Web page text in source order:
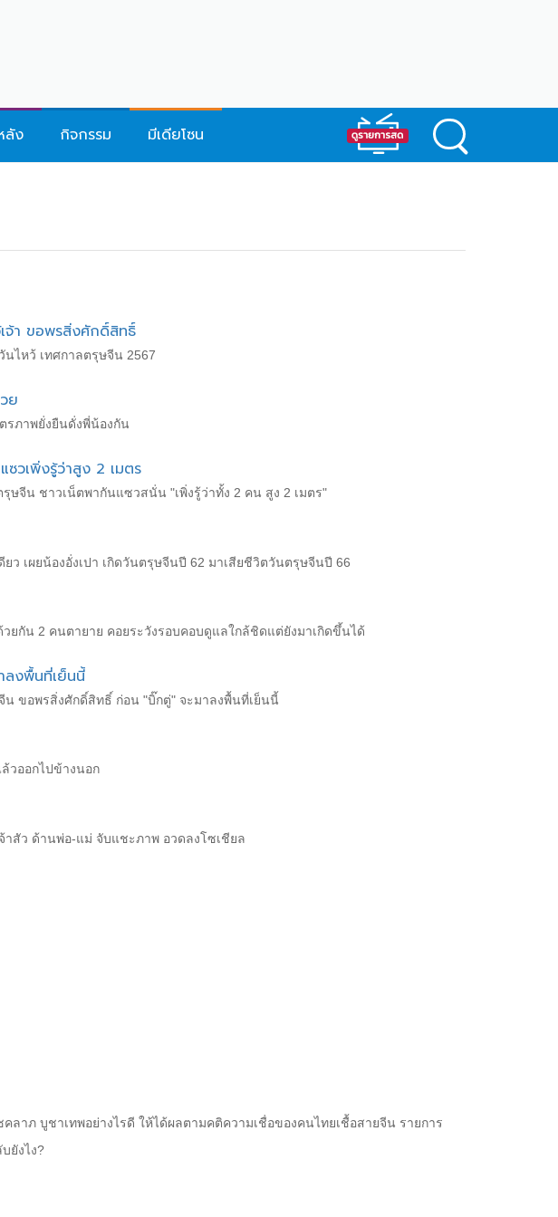
ลัง กิจกรรม มีเดียโซน
จ้า ขอพรสิ่งศักดิ์สิทธิ์
นไหว้ เทศกาลตรุษจีน 2567
ย
รภาพยั่งยืนดั่งพี่น้องกัน
ซวเพิ่งรู้ว่าสูง 2 เมตร
ษจีน ชาวเน็ตพากันแซวสนั่น "เพิ่งรู้ว่าทั้ง 2 คน สูง 2 เมตร"
เผยน้องอั่งเปา เกิดวันตรุษจีนปี 62 มาเสียชีวิตวันตรุษจีนปี 66
ยกัน 2 คนตายาย คอยระวังรอบคอบดูแลใกล้ชิดแต่ยังมาเกิดขึ้นได้
ลงพื้นที่เย็นนี้
น ขอพรสิ่งศักดิ์สิทธิ์ ก่อน "บิ๊กตู่" จะมาลงพื้นที่เย็นนี้
วออกไปข้างนอก
าสัว ด้านพ่อ-แม่ จับแชะภาพ อวดลงโซเชียล
าภ บูชาเทพอย่างไรดี ให้ได้ผลตามคติความเชื่อของคนไทยเชื้อสายจีน รายการ
ยังไง?